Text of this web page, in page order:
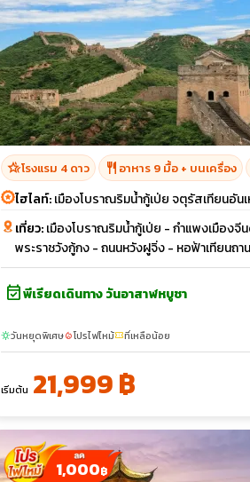
hotel_classโรงแรม 4 ดาว restaurant อาหาร 9 มื้อ + บนเครื่อง
ไฮไลท์:เมืองโบราณริมน้ำกู้เป่ย จตุรัสเทียนอัน
เที่ยว:เมืองโบราณริมน้ำกู้เป่ย - กำแพงเมืองจี
พระราชวังกู้กง - ถนนหวังฝูจิ่ง - หอฟ้าเทียนถ
event_availableพีเรียดเดินทาง วันอาสาฬหบูชา
sunnyวันหยุดพิเศษlocal_fire_departmentโปรไฟไหม้confirmation_numberที่เหลือน้อย
เริ่มต้น 21,999 ฿
1,000฿